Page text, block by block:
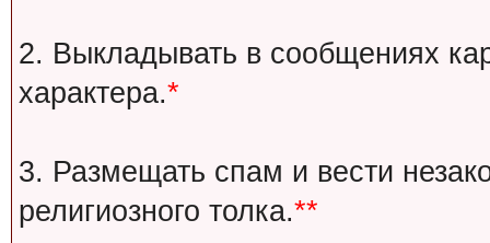
2. Выкладывать в сообщениях
характера.*
3. Размещать спам и вести
религиозного толка.**